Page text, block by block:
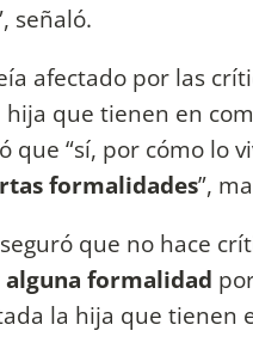
señaló.
afectado por las
que tienen en
“sí, por cómo lo
formalidades”,
que no hace
formalidad
la hija que tienen